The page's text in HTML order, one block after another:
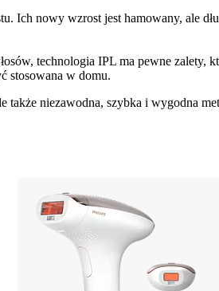
nowy wzrost jest hamowany, ale
technologia IPL ma pewne
stosowana w domu.
niezawodna, szybka i wygodna